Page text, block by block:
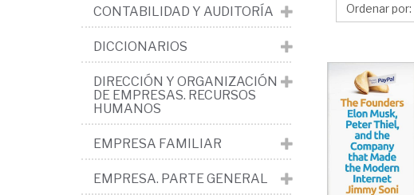
Parte
>
Creación
de
empresas.
Valoración
CONTABILIDAD Y AUDITORÍA
DICCIONARIOS
DIRECCIÓN Y ORGANIZACIÓN
DE EMPRESAS. RECURSOS
HUMANOS
EMPRESA FAMILIAR
EMPRESA. PARTE GENERAL